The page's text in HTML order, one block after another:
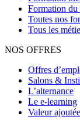
Formation du
Toutes nos
Tous les
NOS OFFRES
Offres
Salons &
L’alternance
Le e-learning
Valeur